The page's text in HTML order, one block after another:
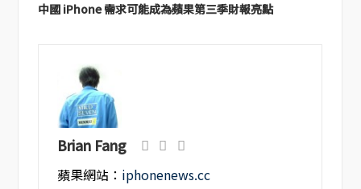
中國 iPhone 需求可能成為蘋果第三季財報亮點
Brian Fang
蘋果網站： iphonenews.cc